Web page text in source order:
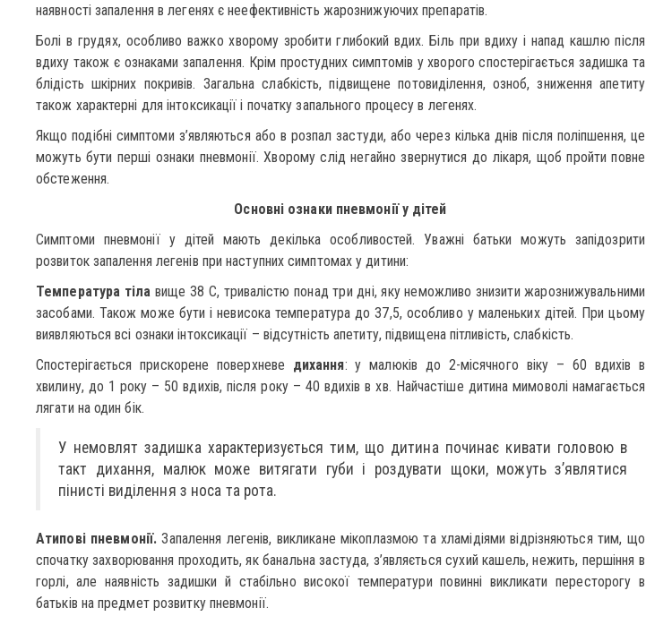
наявності запалення в легенях є неефективність жарознижуючих препаратів.
Болі в грудях, особливо важко хворому зробити глибокий вдих. Біль при вдиху і напад кашлю після
вдиху також є ознаками запалення. Крім простудних симптомів у хворого спостерігається задишка та
блідість шкірних покривів. Загальна слабкість, підвищене потовиділення, озноб, зниження апетиту
також характерні для інтоксикації і початку запального процесу в легенях.
Якщо подібні симптоми з’являються або в розпал застуди, або через кілька днів після поліпшення, це
можуть бути перші ознаки пневмонії. Хворому слід негайно звернутися до лікаря, щоб пройти повне
обстеження.
Основні ознаки пневмонії у дітей
Симптоми пневмонії у дітей мають декілька особливостей. Уважні батьки можуть запідозрити
розвиток запалення легенів при наступних симптомах у дитини:
Температура тіла вище 38 С, тривалістю понад три дні, яку неможливо знизити жарознижувальними
засобами. Також може бути і невисока температура до 37,5, особливо у маленьких дітей. При цьому
виявляються всі ознаки інтоксикації – відсутність апетиту, підвищена пітливість, слабкість.
Спостерігається прискорене поверхневе дихання: у малюків до 2-місячного віку – 60 вдихів в
хвилину, до 1 року – 50 вдихів, після року – 40 вдихів в хв. Найчастіше дитина мимоволі намагається
лягати на один бік.
У немовлят задишка характеризується тим, що дитина починає кивати головою в
такт дихання, малюк може витягати губи і роздувати щоки, можуть з’являтися
пінисті виділення з носа та рота.
Атипові пневмонії.Запалення легенів, викликане мікоплазмою та хламідіями відрізняються тим, що
спочатку захворювання проходить, як банальна застуда, з’являється сухий кашель, нежить, першіння в
горлі, але наявність задишки й стабільно високої температури повинні викликати пересторогу в
батьків на предмет розвитку пневмонії.